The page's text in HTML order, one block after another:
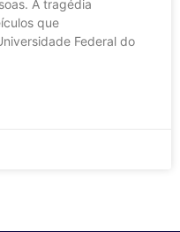
A tragédia
que
Federal do